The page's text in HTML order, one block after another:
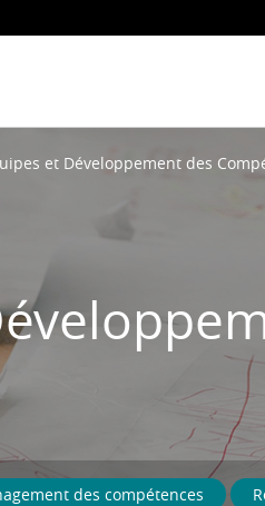
et Développement des
des compétences